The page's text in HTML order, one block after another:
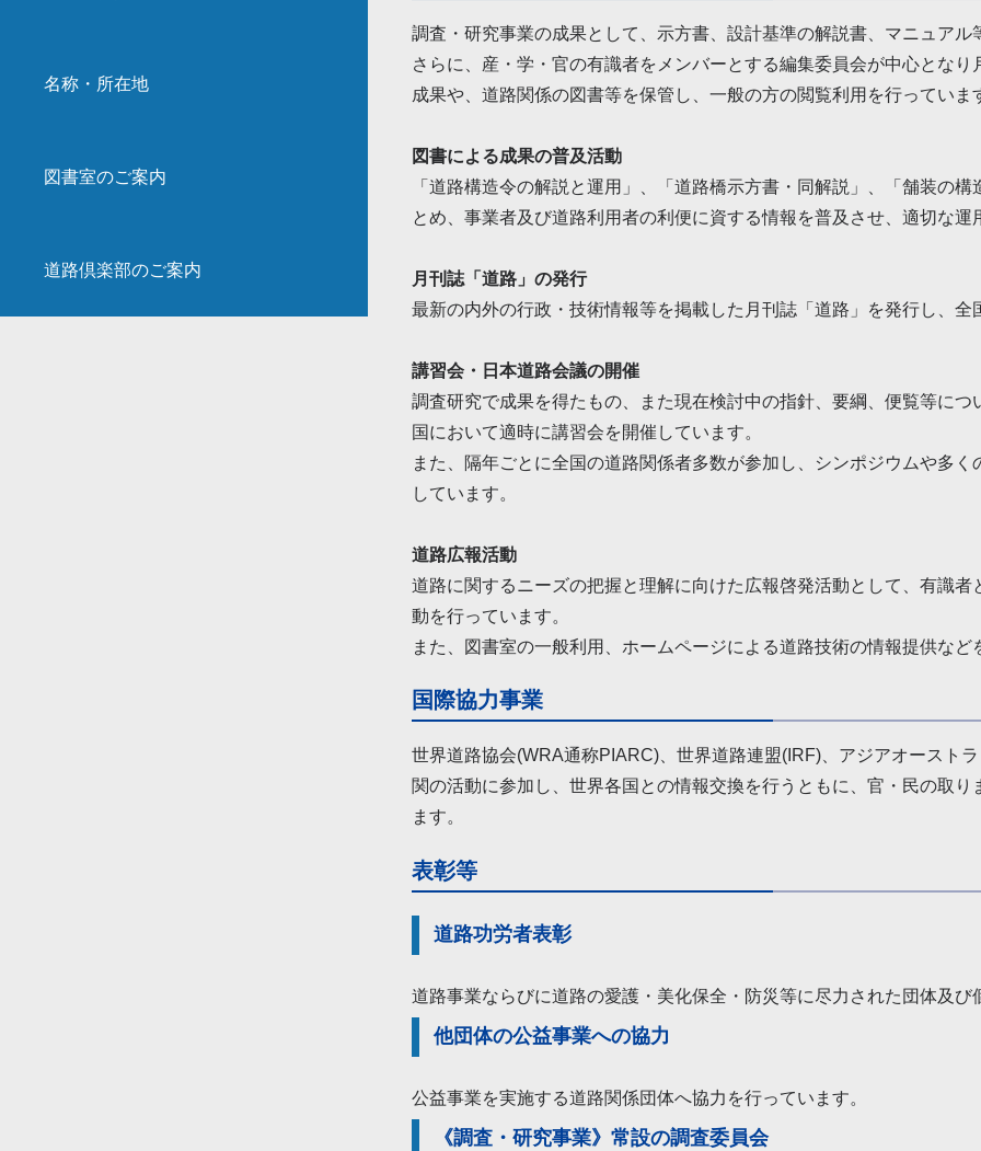
名称・所在地
図書室のご案内
道路倶楽部のご案内
調査・研究事業の成果として、示方書、設計基準の解説書、マニュア
さらに、産・学・官の有識者をメンバーとする編集委員会が中心とな
成果や、道路関係の図書等を保管し、一般の方の閲覧利用を行っていま
図書による成果の普及活動
「道路構造令の解説と運用」、「道路橋示方書・同解説」、「舗装の
とめ、事業者及び道路利用者の利便に資する情報を普及させ、適切な運
月刊誌「道路」の発行
最新の内外の行政・技術情報等を掲載した月刊誌「道路」を発行し、
講習会・日本道路会議の開催
調査研究で成果を得たもの、また現在検討中の指針、要綱、便覧等に
国において適時に講習会を開催しています。
また、隔年ごとに全国の道路関係者多数が参加し、シンポジウムや多
しています。
道路広報活動
道路に関するニーズの把握と理解に向けた広報啓発活動として、有識
動を行っています。
また、図書室の一般利用、ホームページによる道路技術の情報提供など
国際協力事業
世界道路協会(WRA通称PIARC)、世界道路連盟(IRF)、アジアオースト
関の活動に参加し、世界各国との情報交換を行うともに、官・民の取
ます。
表彰等
道路功労者表彰
道路事業ならびに道路の愛護・美化保全・防災等に尽力された団体及
他団体の公益事業への協力
公益事業を実施する道路関係団体へ協力を行っています。
《調査・研究事業》常設の調査委員会